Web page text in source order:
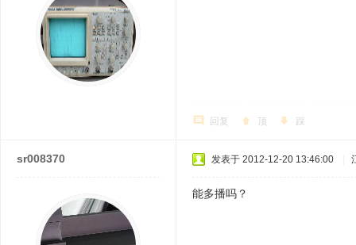
回复 顶 踩
sr008370 发表于 2012-12-20 13:46:00
能多播吗？